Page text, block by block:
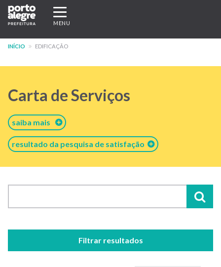
Pular
para
conteúdo
Expandir/recolher
navegação
MENU
INÍCIO EDIFICAÇÃO
Carta de Serviços
saiba mais
resultado da pesquisa de satisfação
Filtrar resultados